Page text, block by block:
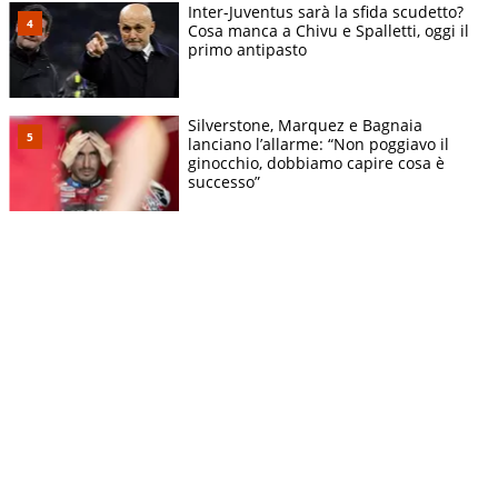
Inter-Juventus sarà la sfida scudetto?
Cosa manca a Chivu e Spalletti, oggi il
primo antipasto
Silverstone, Marquez e Bagnaia
lanciano l’allarme: “Non poggiavo il
ginocchio, dobbiamo capire cosa è
successo”